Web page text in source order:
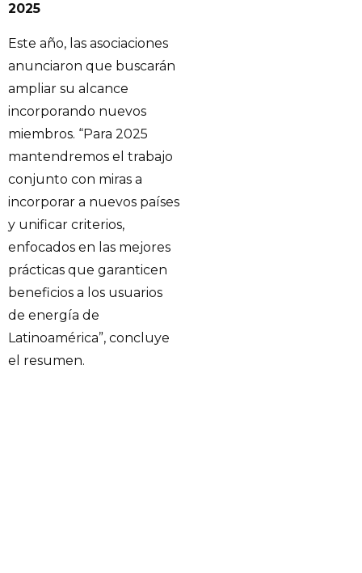
2025
Este año, las asociaciones
anunciaron que buscarán
ampliar su alcance
incorporando nuevos
miembros. “Para 2025
mantendremos el trabajo
conjunto con miras a
incorporar a nuevos países
y unificar criterios,
enfocados en las mejores
prácticas que garanticen
beneficios a los usuarios
de energía de
Latinoamérica”, concluye
el resumen.